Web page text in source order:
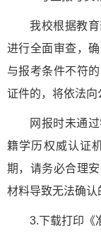
我校根据教
进行全面审查，
与报考条件不符
证件的，将依法向
网报时未通
籍学历权威认证
期，请务必合理
材料导致无法确认
3.下载打印《